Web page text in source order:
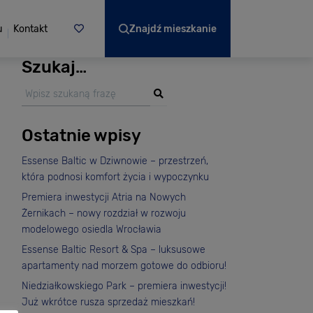
Kontakt Znajdź mieszkanie
Szukaj…
Ostatnie wpisy
Essense Baltic w Dziwnowie – przestrzeń,
która podnosi komfort życia i wypoczynku
Premiera inwestycji Atria na Nowych
Żernikach – nowy rozdział w rozwoju
modelowego osiedla Wrocławia
Essense Baltic Resort & Spa – luksusowe
apartamenty nad morzem gotowe do odbioru!
Niedziałkowskiego Park – premiera inwestycji!
Już wkrótce rusza sprzedaż mieszkań!